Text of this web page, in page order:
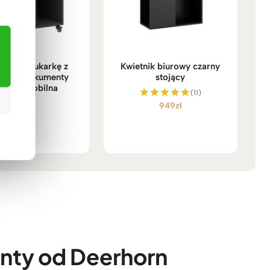
pod drukarkę z
na dokumenty
mobilna
Kwietnik biurowy czarny
stojący
Oceniono
(11)
949zł
od Deerhorn